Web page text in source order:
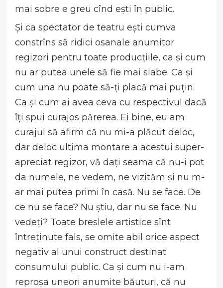
mai sobre e greu cînd ești în public.
Și ca spectator de teatru ești cumva
constrîns să ridici osanale anumitor
regizori pentru toate producțiile, ca și cum
nu ar putea unele să fie mai slabe. Ca și
cum una nu poate să-ți placă mai puțin.
Ca și cum ai avea ceva cu respectivul dacă
îți spui curajos părerea. Ei bine, eu am
curajul să afirm că nu mi-a plăcut deloc,
dar deloc ultima montare a acestui super-
apreciat regizor, vă dați seama că nu-i pot
da numele, ne vedem, ne vizităm și nu m-
ar mai putea primi în casă. Nu se face. De
ce nu se face? Nu știu, dar nu se face. Nu
vedeți? Toate breslele artistice sînt
întreținute fals, se omite abil orice aspect
negativ al unui construct destinat
consumului public. Ca și cum nu i-am
reproșa uneori anumite băuturi, că nu